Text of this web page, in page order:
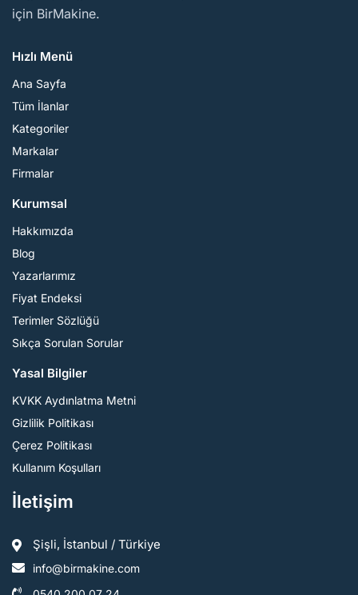
için BirMakine.
Hızlı Menü
Ana Sayfa
Tüm İlanlar
Kategoriler
Markalar
Firmalar
Kurumsal
Hakkımızda
Blog
Yazarlarımız
Fiyat Endeksi
Terimler Sözlüğü
Sıkça Sorulan Sorular
Yasal Bilgiler
KVKK Aydınlatma Metni
Gizlilik Politikası
Çerez Politikası
Kullanım Koşulları
İletişim
Şişli, İstanbul / Türkiye
info@birmakine.com